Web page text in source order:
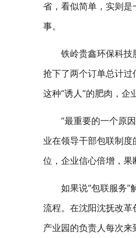
省，看似简单，实则是
事。
铁岭贵鑫环保科技
抢下了两个订单总计
这种“诱人”的肥肉，企
“最重要的一个原
业在领导干部包联制
位，企业信心倍增，果
如果说“包联服务”
流程。在沈阳沈抚改
产业园的负责人每次